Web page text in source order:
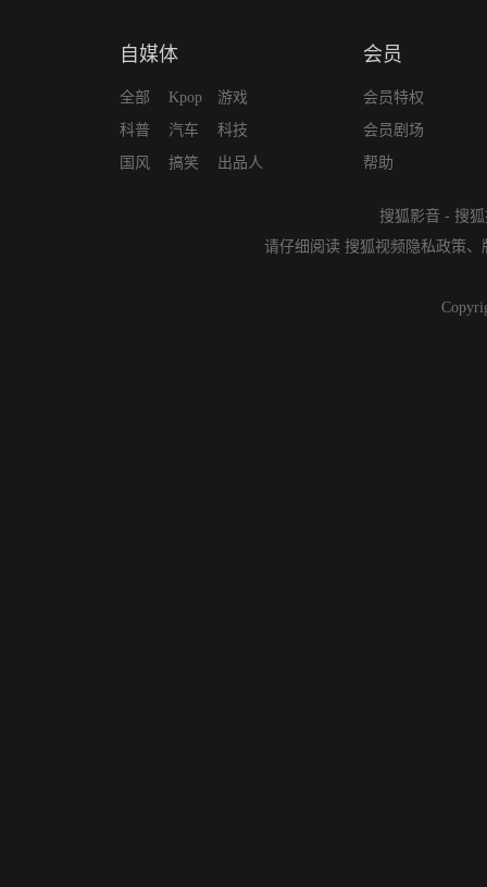
自媒体
全部
科普
国风
Kpop
汽车
搞笑
游戏
科技
出品人
会员
会员特权
会员剧场
帮助
搜狐影音 - 搜
请仔细阅读 搜狐视频隐私政策、